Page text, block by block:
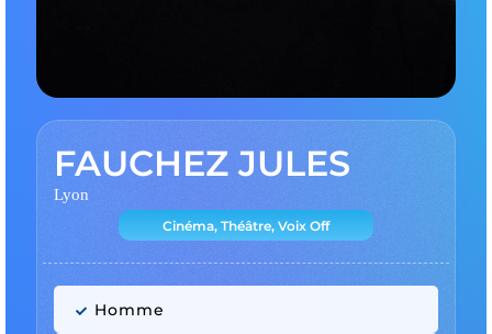
FAUCHEZ JULES
Lyon
Cinéma, Théâtre, Voix Off
Homme